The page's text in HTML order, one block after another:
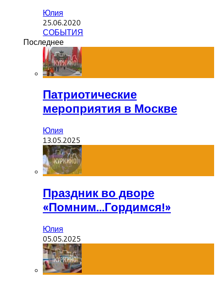
Юлия
25.06.2020
СОБЫТИЯ
Последнее
Патриотические
мероприятия в Москве
Юлия
13.05.2025
Праздник во дворе
«Помним…Гордимся!»
Юлия
05.05.2025